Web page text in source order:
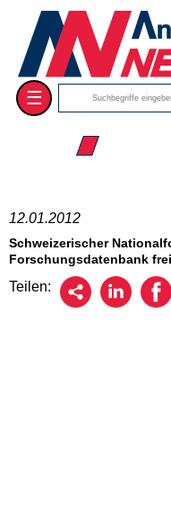
☰
☰ 2012
12.01.2012
Schweizerischer
Forschungsdatenbank frei
Teilen: